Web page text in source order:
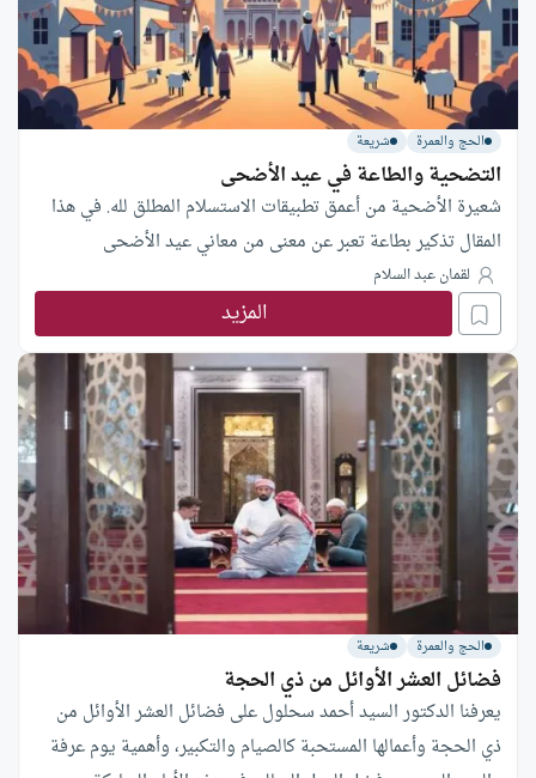
الحج والعمرة شريعة
التضحية والطاعة في عيد الأضحى
شعيرة الأضحية من أعمق تطبيقات الاستسلام المطلق لله. في هذا
المقال تذكير بطاعة تعبر عن معنى من معاني عيد الأضحى
لقمان عبد السلام
المزيد
الحج والعمرة شريعة
فضائل العشر الأوائل من ذي الحجة
يعرفنا الدكتور السيد أحمد سحلول على فضائل العشر الأوائل من
ذي الحجة وأعمالها المستحبة كالصيام والتكبير، وأهمية يوم عرفة